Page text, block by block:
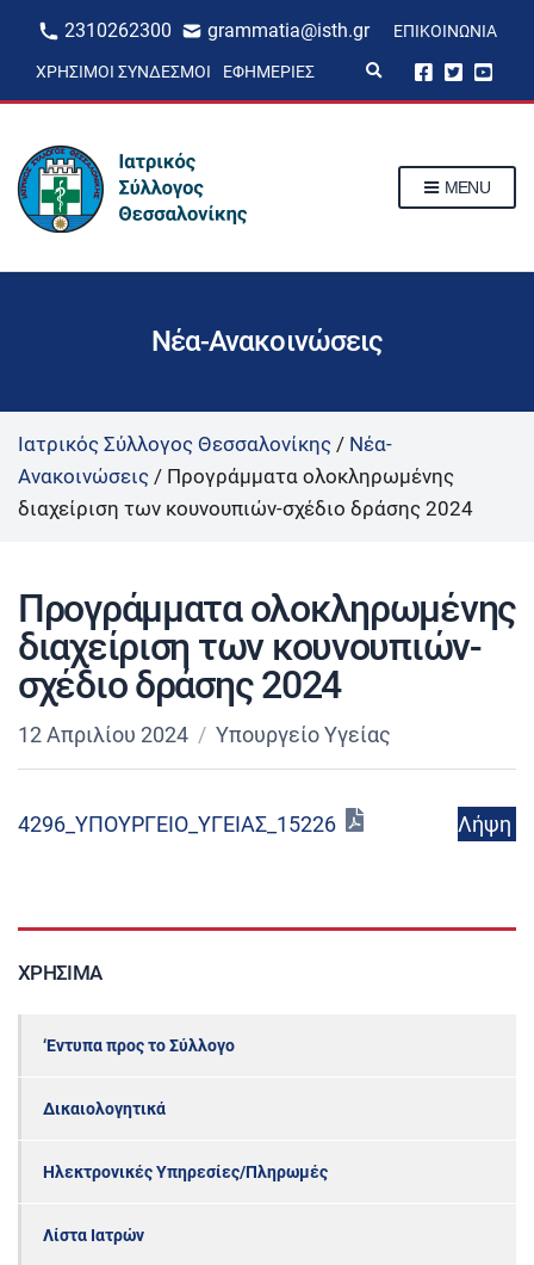
2310262300 grammatia@isth.gr ΕΠΙΚΟΙΝΩΝΊΑ
ΧΡΉΣΙΜΟΙ ΣΎΝΔΕΣΜΟΙ ΕΦΗΜΕΡΊΕΣ
p
m
MENU
Νέα-Ανακοινώσεις
Ιατρικός Σύλλογος Θεσσαλονίκης / Νέα-
Ανακοινώσεις / Προγράμματα ολοκληρωμένης
διαχείριση των κουνουπιών-σχέδιο δράσης 2024
Προγράμματα ολοκληρωμένης
διαχείριση των κουνουπιών-
σχέδιο δράσης 2024
12 Απριλίου 2024 Υπουργείο Υγείας
4296_ΥΠΟΥΡΓΕΙΟ_ΥΓΕΙΑΣ_15226 Λήψη
ΧΡΉΣΙΜΑ
‘Εντυπα προς το Σύλλογο
Δικαιολογητικά
Ηλεκτρονικές Υπηρεσίες/Πληρωμές
Λίστα Ιατρών